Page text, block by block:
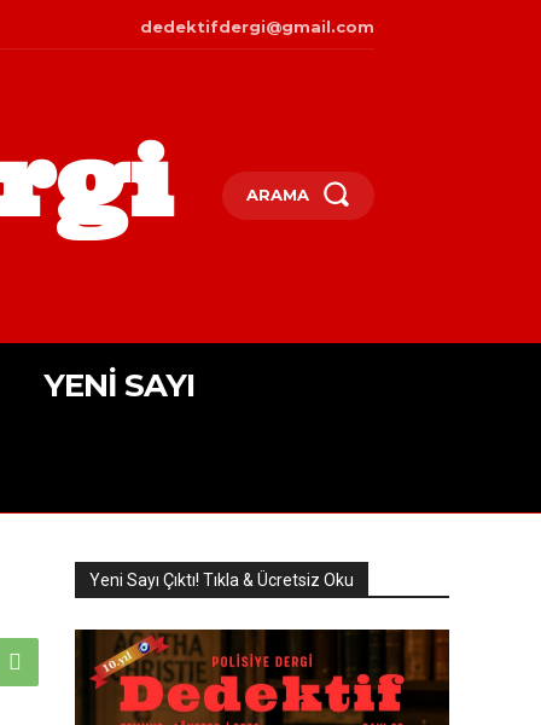
dedektifdergi@gmail.com
ARAMA
YENI SAYI
Yeni Sayı Çıktı! Tıkla & Ücretsiz Oku